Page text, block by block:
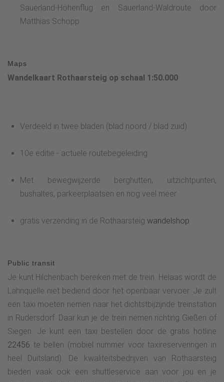
Sauerland-Höhenflug en Sauerland-Waldroute door
Matthias Schopp
Maps
Wandelkaart Rothaarsteig op schaal 1:50.000
Verdeeld in twee bladen (blad noord / blad zuid)
10e editie - actuele routebegeleiding
Met bewegwijzerde berghutten, uitzichtpunten,
bushaltes, parkeerplaatsen en nog veel meer.
gratis verzending in de Rothaarsteig wandelshop
Public transit
Je kunt Hilchenbach bereiken met de trein. Helaas wordt de
Lahnquelle niet bediend door het openbaar vervoer. Je zult
een taxi moeten nemen naar het dichtstbijzijnde treinstation
in Rudersdorf. Daar kun je de trein nemen richting Gießen of
Siegen. Je kunt een taxi bestellen door de gratis hotline
22456 te bellen (mobiel nummer voor taxireserveringen in
heel Duitsland). De kwaliteitsbedrijven van Rothaarsteig
bieden vaak ook een shuttleservice aan voor jou en je